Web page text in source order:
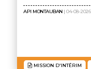
API MONTAUBAN | 04-08-2026
MISSION D'INTÉRIM